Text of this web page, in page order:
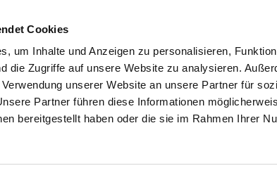
Cookies
um Inhalte und Anzeigen zu personalisieren,
die Zugriffe auf unsere Website zu analysieren.
unserer Website an unsere Partner für
Partner führen diese Informationen
bereitgestellt haben oder die sie im Rahmen Ihrer